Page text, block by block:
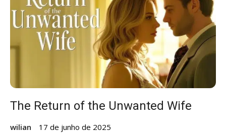
The Return of the Unwanted Wife
wilian 17 de junho de 2025